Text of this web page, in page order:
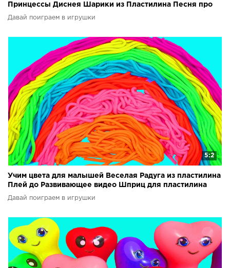
Принцессы Диснея Шарики из Пластилина Песня про
шарики
Давай поиграем в игрушки
5:2
Учим цвета для малышей Веселая Радуга из пластилина
Плей до Развивающее видео Шприц для пластилина
Давай поиграем в игрушки